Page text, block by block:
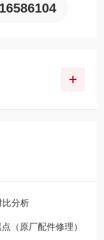
比分析
（原厂配件修理）